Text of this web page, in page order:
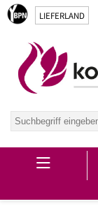
LIEFERLAND
Hauptmenü